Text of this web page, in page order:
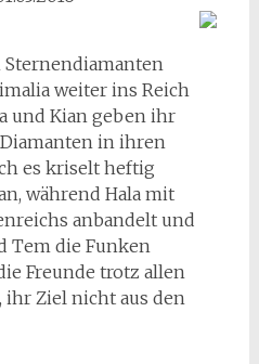
Sternendiamanten
weiter ins Reich
und Kian geben ihr
in ihren
es kriselt heftig
während Hala mit
anbandelt und
Tem die Funken
Freunde trotz allen
Ziel nicht aus den